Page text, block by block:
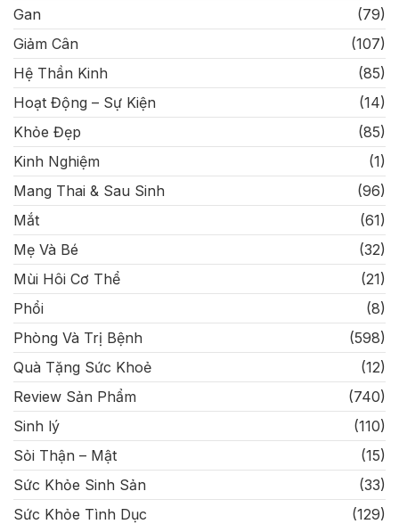
Gan
(79)
Giảm Cân
(107)
Hệ Thần Kinh
(85)
Hoạt Động – Sự Kiện
(14)
Khỏe Đẹp
(85)
Kinh Nghiệm
(1)
Mang Thai & Sau Sinh
(96)
Mắt
(61)
Mẹ Và Bé
(32)
Mùi Hôi Cơ Thể
(21)
Phổi
(8)
Phòng Và Trị Bệnh
(598)
Quà Tặng Sức Khoẻ
(12)
Review Sản Phẩm
(740)
Sinh lý
(110)
Sỏi Thận – Mật
(15)
Sức Khỏe Sinh Sản
(33)
Sức Khỏe Tình Dục
(129)